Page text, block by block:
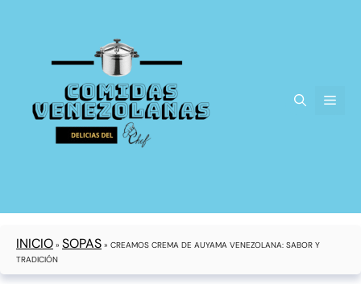
INICIO » SOPAS » CREAMOS CREMA DE AUYAMA VENEZOLANA: SABOR Y
TRADICIÓN